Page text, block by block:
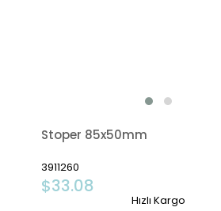
Stoper 85x50mm
3911260
$33.08
Hızlı Kargo